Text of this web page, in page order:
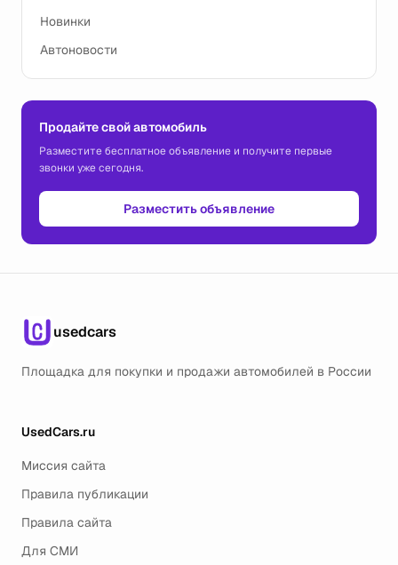
Новинки
Автоновости
Продайте свой автомобиль
Разместите бесплатное объявление и получите первые
звонки уже сегодня.
Разместить объявление
usedcars
Площадка для покупки и продажи автомобилей в России
UsedCars.ru
Миссия сайта
Правила публикации
Правила сайта
Для СМИ